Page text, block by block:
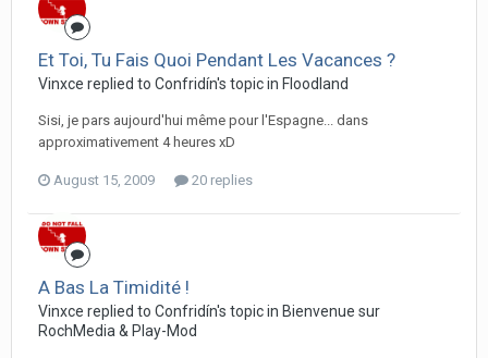
Et Toi, Tu Fais Quoi Pendant Les Vacances ?
Vinxce replied to Confridín's topic in Floodland
Sisi, je pars aujourd'hui même pour l'Espagne... dans
approximativement 4 heures xD
August 15, 2009 20 replies
A Bas La Timidité !
Vinxce replied to Confridín's topic in Bienvenue sur
RochMedia & Play-Mod